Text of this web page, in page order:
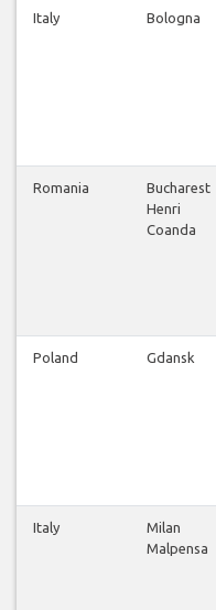
Italy Bologna
Romania
Bucharest
Henri
Coanda
Poland Gdansk
Italy
Milan
Malpensa